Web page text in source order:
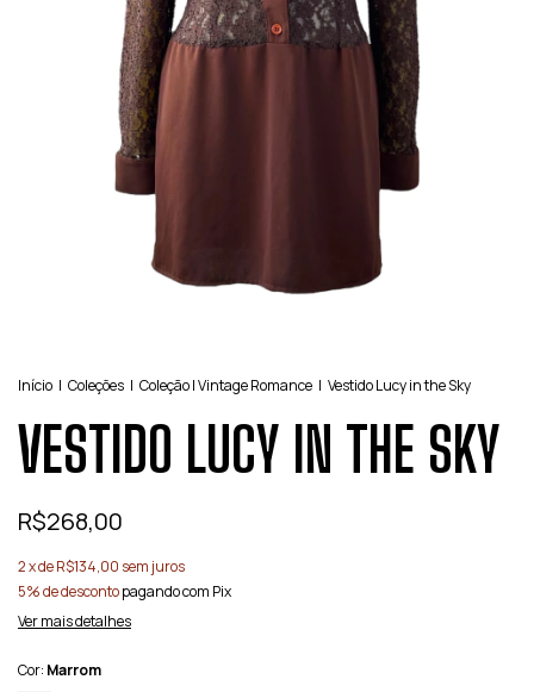
Início | Coleções | Coleção | Vintage Romance | Vestido Lucy in the Sky
VESTIDO LUCY IN THE SKY
R$268,00
2x deR$134,00 sem juros
5% de descontopagando com Pix
Ver mais detalhes
Cor: Marrom